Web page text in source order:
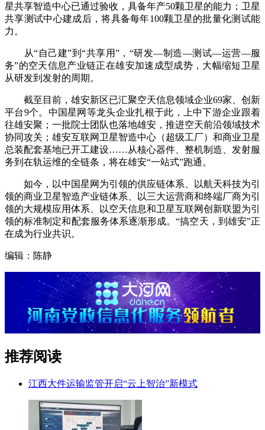
星共享智造中心已通过验收，具备年产50颗卫星的能力；卫星
共享测试中心建成后，将具备每年100颗卫星的批量化测试能
力。
从“自己建”到“共享用”，“研发—制造—测试—运营—服
务”的空天信息产业链正在雄安加速成型成势，大幅缩短卫星
从研发到发射的周期。
截至目前，雄安新区已汇聚空天信息领域企业69家、创新
平台9个。中国星网等龙头企业扎根于此，上中下游企业跟着
往雄安聚；一批院士团队也落地雄安，推进空天前沿领域技术
协同攻关；雄安互联网卫星智造中心（超级工厂）和商业卫星
总装配套基地已开工建设……从核心器件、整机制造、发射服
务到在轨运维的全链条，将在雄安“一站式”跑通。
如今，以中国星网为引领的供应链体系、以航天科技为引
领的商业卫星智造产业链体系、以三大运营商和终端厂商为引
领的大规模应用体系、以空天信息和卫星互联网创新联盟为引
领的标准制定和配套服务体系逐渐形成。“搞空天，到雄安”正
在成为行业共识。
编辑：陈静
推荐阅读
江西大件运输监管开启“云上智治”新模式